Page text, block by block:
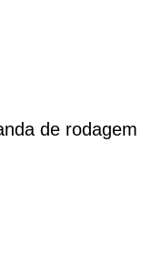
de rodagem